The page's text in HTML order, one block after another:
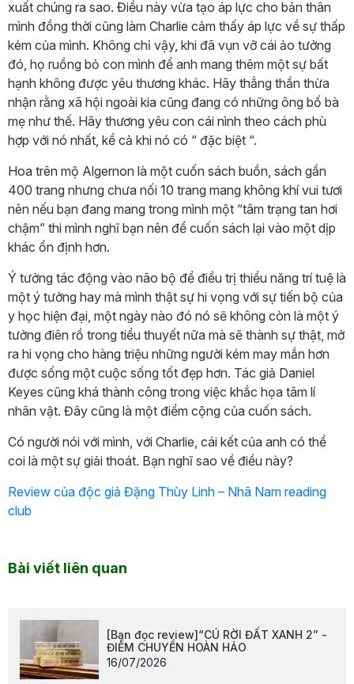
xuất chúng ra sao. Điều này vừa tạo áp lực cho bản thân
mình đồng thời cũng làm Charlie cảm thấy áp lực về sự thấp
kém của mình. Không chỉ vậy, khi đã vụn vỡ cái ảo tưởng
đó, họ ruồng bỏ con mình để anh mang thêm một sự bất
hạnh không được yêu thương khác. Hãy thẳng thắn thừa
nhận rằng xã hội ngoài kia cũng đang có những ông bố bà
mẹ như thế. Hãy thương yêu con cái nình theo cách phù
hợp với nó nhất, kể cả khi nó có “ đặc biệt “.
Hoa trên mộ Algernon là một cuốn sách buồn, sách gần
400 trang nhưng chưa nối 10 trang mang không khí vui tươi
nên nếu bạn đang mang trong mình một “tâm trạng tan hơi
chậm” thi mình nghĩ bạn nên để cuốn sách lại vào một dịp
khác ổn định hơn.
Ý tưởng tác động vào não bộ để điều trị thiểu năng trí tuệ là
một ý tưởng hay mà mình thật sự hi vọng với sự tiến bộ của
y học hiện đại, một ngày nào đó nó sẽ không còn là một ý
tưởng điên rồ trong tiểu thuyết nữa mà sẽ thành sự thật, mở
ra hi vọng cho hàng triệu những người kém may mắn hơn
được sống một cuộc sống tốt đẹp hơn. Tác giả Daniel
Keyes cũng khá thành công trong việc khắc họa tâm lí
nhân vật. Đây cũng là một điểm cộng của cuốn sách.
Có người nói với mình, với Charlie, cái kết của anh có thể
coi là một sự giải thoát. Bạn nghĩ sao về điều này?
Review của độc giả Đặng Thùy Linh – Nhã Nam reading
club
Bài viết liên quan
[Bạn đọc review]“CÚ RỜI ĐẤT XANH 2” -
ĐIỂM CHUYỂN HOÀN HẢO
16/07/2026